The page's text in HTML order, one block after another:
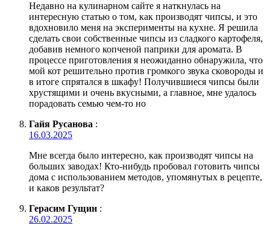
Недавно на кулинарном сайте я наткнулась на
интересную статью о том, как производят чипсы, и это
вдохновило меня на эксперименты на кухне. Я решила
сделать свои собственные чипсы из сладкого картофеля,
добавив немного копченой паприки для аромата. В
процессе приготовления я неожиданно обнаружила, что
мой кот решительно против громкого звука сковороды и
в итоге спрятался в шкафу! Получившиеся чипсы были
хрустящими и очень вкусными, а главное, мне удалось
порадовать семью чем-то но
Гайя Русанова :
16.03.2025
Мне всегда было интересно, как производят чипсы на
больших заводах! Кто-нибудь пробовал готовить чипсы
дома с использованием методов, упомянутых в рецепте,
и каков результат?
Герасим Гущин :
26.02.2025